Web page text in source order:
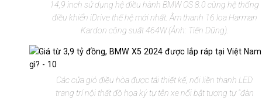
14,9 inch sử dụng hệ điều hành BMW OS 8.0 cùng hệ thống
điều khiển iDrive thế hệ mới nhất. Âm thanh 16 loa Harman
Kardon công suất 464W (Ảnh: Tiến Dũng).
Các cửa gió điều hòa được tái thiết kế, nối liền thanh LED
trang trí nội thất đồ họa ký tự tên xe nổi bật tương tự "đàn